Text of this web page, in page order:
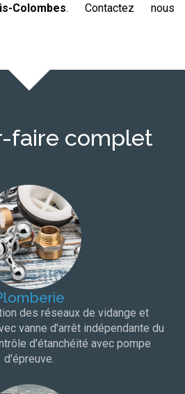
Colombes. Contactez nous
faire complet
des réseaux de vidange et
vanne d'arrêt indépendante du
d'étanchéité avec pompe
d'épreuve.